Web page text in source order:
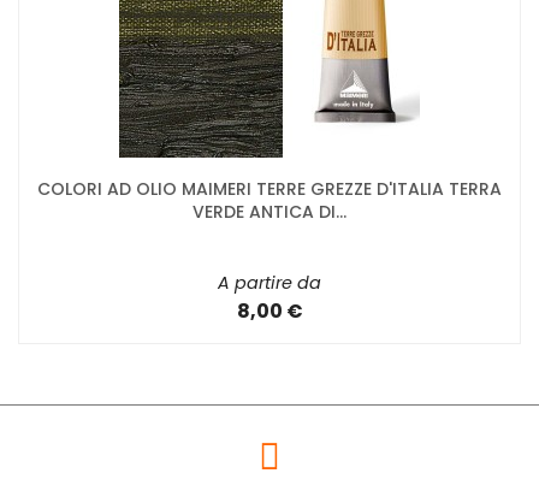
COLORI AD OLIO MAIMERI TERRE GREZZE D'ITALIA TERRA
VERDE ANTICA DI...
A partire da
8,00 €